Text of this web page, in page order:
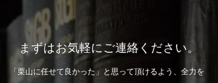
まずはお気軽にご連絡ください。
「栗山に任せて良かった」と思って頂けるよう、全力を